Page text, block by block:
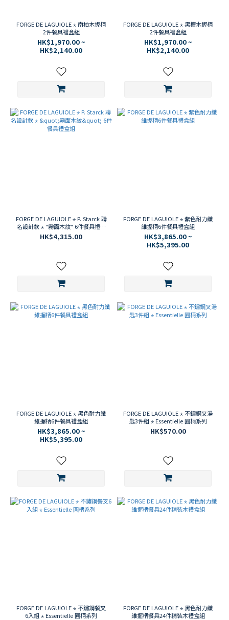
FORGE DE LAGUIOLE ⋆ 南柏木握柄
2件餐具禮盒組
HK$1,970.00 ~
HK$2,140.00
FORGE DE LAGUIOLE ⋆ 黑檀木握柄
2件餐具禮盒組
HK$1,970.00 ~
HK$2,140.00
FORGE DE LAGUIOLE ⋆ P. Starck 聯
名設計款 ⋆ "霧面木紋" 6件餐具禮盒
組
HK$4,315.00
FORGE DE LAGUIOLE ⋆ 紫色耐力纖
維握柄6件餐具禮盒組
HK$3,865.00 ~
HK$5,395.00
FORGE DE LAGUIOLE ⋆ 黑色耐力纖
維握柄6件餐具禮盒組
HK$3,865.00 ~
HK$5,395.00
FORGE DE LAGUIOLE ⋆ 不鏽鋼叉湯
匙3件組 ⋆ Essentielle 圓柄系列
HK$570.00
FORGE DE LAGUIOLE ⋆ 不鏽鋼餐叉
6入組 ⋆ Essentielle 圓柄系列
FORGE DE LAGUIOLE ⋆ 黑色耐力纖
維握柄餐具24件精裝木禮盒組